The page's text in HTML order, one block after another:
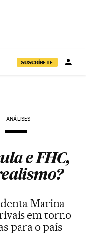
SUSCRÍBETE
ANÁLISES
e FHC,
Marina
em torno
para o país